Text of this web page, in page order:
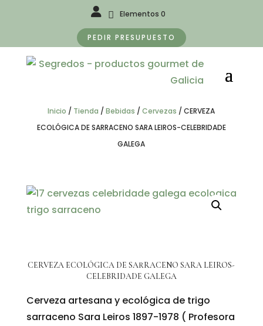
Elementos 0
PEDIR PRESUPUESTO
Inicio / Tienda /Bebidas /Cervezas /CERVEZA
ECOLÓGICA DE SARRACENO SARA LEIROS-CELEBRIDADE
GALEGA
CERVEZA ECOLÓGICA DE SARRACENO SARA LEIROS-
CELEBRIDADE GALEGA
Cerveza artesana y ecológica de trigo
sarraceno Sara Leiros 1897-1978 ( Profesora